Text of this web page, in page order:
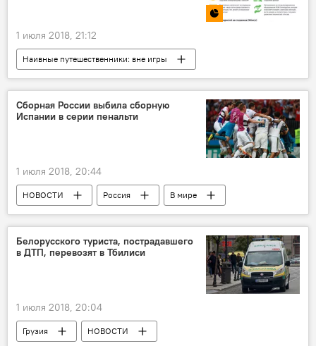
1 июля 2018, 21:12
Наивные путешественники: вне игры
Сборная России выбила сборную
Испании в серии пенальти
1 июля 2018, 20:44
НОВОСТИ Россия
В мире
СПОРТ
Новости ЧМ-2018
ФИФА-2018
Чемпионат мира по футболу
Белорусского туриста, пострадавшего
в ДТП, перевозят в Тбилиси
1 июля 2018, 20:04
Грузия
НОВОСТИ